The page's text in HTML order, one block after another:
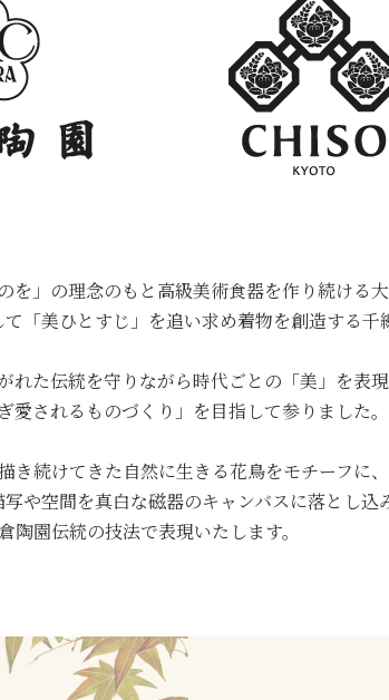
を」の理念のもと高級美術食器を作り続ける
「美ひとすじ」を追い求め着物を創造する千
れた伝統を守りながら時代ごとの「美」を表
愛されるものづくり」を目指して参りました。
き続けてきた自然に生きる花鳥をモチーフに、
や空間を真白な磁器のキャンバスに落とし込
陶園伝統の技法で表現いたします。